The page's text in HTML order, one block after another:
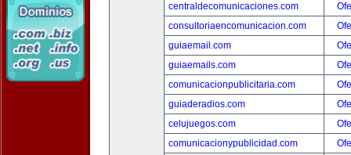
centraldecomunicaciones.com
consultoriaencomunicacion.com
guiaemail.com
guiaemails.com
comunicacionpublicitaria.com
guiaderadios.com
celujuegos.com
comunicacionypublicidad.com